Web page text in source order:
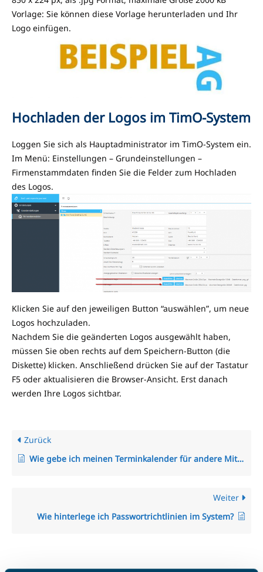
Vorlage: Sie können diese Vorlage herunterladen und Ihr
Logo einfügen.
Hochladen der Logos im TimO-System
Loggen Sie sich als Hauptadministrator im TimO-System ein.
Im Menü: Einstellungen – Grundeinstellungen –
Firmenstammdaten finden Sie die Felder zum Hochladen
des Logos.
Klicken Sie auf den jeweiligen Button “auswählen”, um neue
Logos hochzuladen.
Nachdem Sie die geänderten Logos ausgewählt haben,
müssen Sie oben rechts auf dem Speichern-Button (die
Diskette) klicken. Anschließend drücken Sie auf der Tastatur
F5 oder aktualisieren die Browser-Ansicht. Erst danach
werden Ihre Logos sichtbar.
Zurück
Wie gebe ich meinen Terminkalender für andere Mitarbeiter frei? Anzeige von Terminen anderer Mitarbeiter.
Weiter
Wie hinterlege ich Passwortrichtlinien im System?